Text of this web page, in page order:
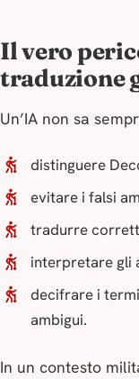
Il vero
traduzione
Un’IA non sa
distinguere
evitare i falsi
tradurre
interpretare gli
decifrare i
ambigui.
In un contesto